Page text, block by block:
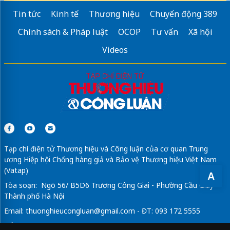
A
Tin tức Kinh tế Thương hiệu
Chuyển động 389
Chính sách & Pháp luật
OCOP Tư vấn
Xã hội
Videos
Tạp chí điện tử Thương hiệu và Công luận của cơ quan Trung
ương Hiệp hội Chống hàng giả và Bảo vệ Thương hiệu Việt Nam
(Vatap)
Tòa soạn: Ngõ 56/ B5D6 Trương Công Giai - Phường Cầu Giấy -
Thành phố Hà Nội
Email: thuonghieucongluan@gmail.com - ĐT: 093 172 5555
Tổng Biên Tập: Vũ Đức Thuận